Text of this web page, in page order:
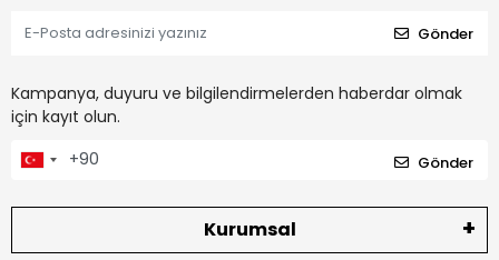
Gönder
Kampanya, duyuru ve bilgilendirmelerden haberdar olmak
için kayıt olun.
Gönder
Kurumsal